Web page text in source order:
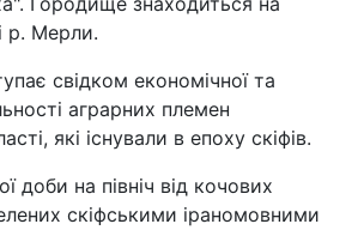
р. Мерли.
свідком економічної та
аграрних племен
які існували в епоху скіфів.
доби на північ від кочових
скіфськими іраномовними